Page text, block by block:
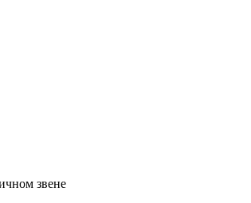
звене